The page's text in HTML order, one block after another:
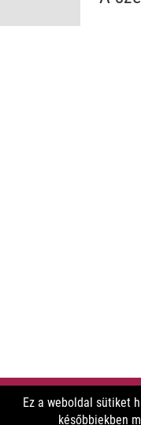
Ez a weboldal sütiket
későbbiekben